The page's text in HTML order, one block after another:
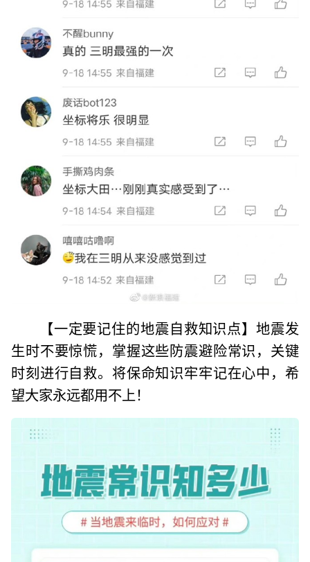
【一定要记住的地震自救知识点】地震发
生时不要惊慌，掌握这些防震避险常识，关键
时刻进行自救。将保命知识牢牢记在心中，希
望大家永远都用不上！